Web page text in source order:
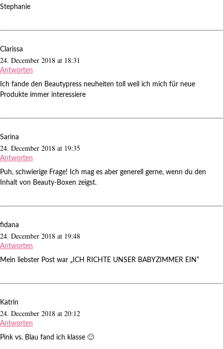
Stephanie
Clarissa
24. December 2018 at 18:31
Antworten
Ich fande den Beautypress neuheiten toll weil ich mich für neue
Produkte immer interessiere
Sarina
24. December 2018 at 19:35
Antworten
Puh, schwierige Frage! Ich mag es aber generell gerne, wenn du den
Inhalt von Beauty-Boxen zeigst.
fidana
24. December 2018 at 19:48
Antworten
Mein liebster Post war „ICH RICHTE UNSER BABYZIMMER EIN“
Katrin
24. December 2018 at 20:12
Antworten
Pink vs. Blau fand ich klasse 🙂